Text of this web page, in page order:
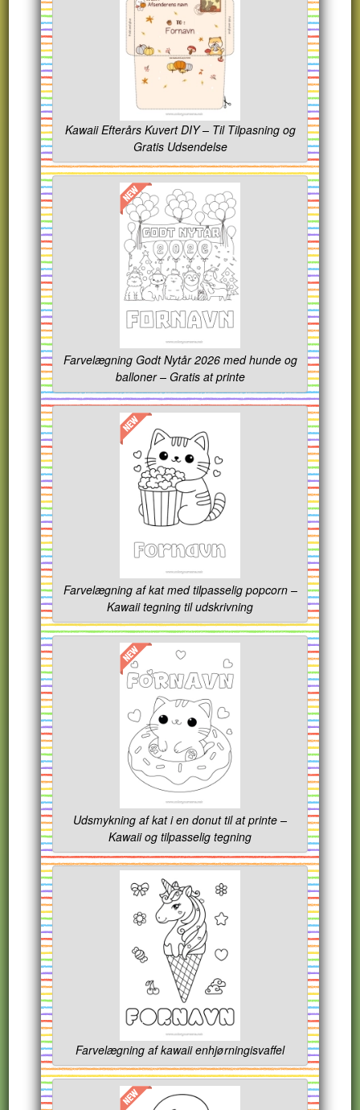
Kawaii Efterårs Kuvert DIY – Til Tilpasning og
Gratis Udsendelse
Farvelægning Godt Nytår 2026 med hunde og
balloner – Gratis at printe
Farvelægning af kat med tilpasselig popcorn –
Kawaii tegning til udskrivning
Udsmykning af kat i en donut til at printe –
Kawaii og tilpasselig tegning
Farvelægning af kawaii enhjørningisvaffel